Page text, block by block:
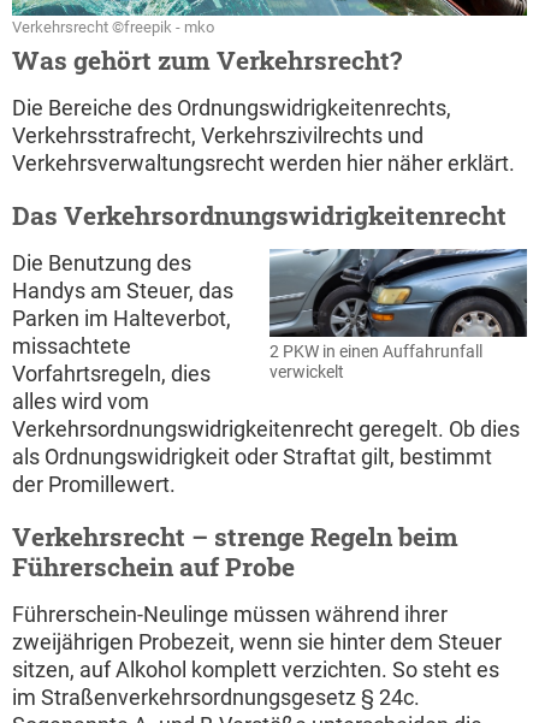
Verkehrsrecht ©freepik - mko
Was gehört zum Verkehrsrecht?
Die Bereiche des Ordnungswidrigkeitenrechts,
Verkehrsstrafrecht, Verkehrszivilrechts und
Verkehrsverwaltungsrecht werden hier näher erklärt.
Das Verkehrsordnungswidrigkeitenrecht
2 PKW in einen Auffahrunfall
verwickelt
Die Benutzung des
Handys am Steuer, das
Parken im Halteverbot,
missachtete
Vorfahrtsregeln, dies
alles wird vom
Verkehrsordnungswidrigkeitenrecht geregelt. Ob dies
als Ordnungswidrigkeit oder Straftat gilt, bestimmt
der Promillewert.
Verkehrsrecht – strenge Regeln beim
Führerschein auf Probe
Führerschein-Neulinge müssen während ihrer
zweijährigen Probezeit, wenn sie hinter dem Steuer
sitzen, auf Alkohol komplett verzichten. So steht es
im Straßenverkehrsordnungsgesetz § 24c.